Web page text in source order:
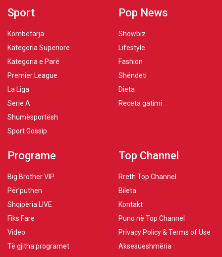
Sport
Kombëtarja
Kategoria Superiore
Kategoria e Parë
Premier League
La Liga
Serie A
Shumësportësh
Sport Gossip
Pop News
Showbiz
Lifestyle
Fashion
Shëndeti
Dieta
Receta gatimi
Programe
Big Brother VIP
Për’puthen
Shqipëria LIVE
Fiks Fare
Video
Të gjitha programet
Top Channel
Rreth Top Channel
Bileta
Kontakt
Puno në Top Channel
Privacy Policy & Terms of Use
Aksesueshmëria